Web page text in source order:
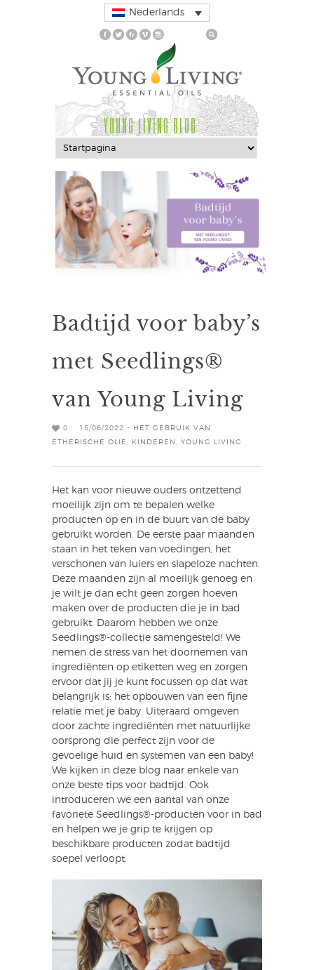
Nederlands
YOUNG LIVING BLOG
Badtijd voor baby’s
met Seedlings®
van Young Living
0 15/06/2022 -
HET GEBRUIK VAN
ETHERISCHE OLIE
KINDEREN YOUNG LIVING
Het kan voor nieuwe ouders ontzettend
moeilijk zijn om te bepalen welke
producten op en in de buurt van de baby
gebruikt worden. De eerste paar maanden
staan in het teken van voedingen, het
verschonen van luiers en slapeloze nachten.
Deze maanden zijn al moeilijk genoeg en
je wilt je dan echt geen zorgen hoeven
maken over de producten die je in bad
gebruikt. Daarom hebben we onze
Seedlings®-collectie samengesteld! We
nemen de stress van het doornemen van
ingrediënten op etiketten weg en zorgen
ervoor dat jij je kunt focussen op dat wat
belangrijk is: het opbouwen van een fijne
relatie met je baby. Uiteraard omgeven
door zachte ingrediënten met natuurlijke
oorsprong die perfect zijn voor de
gevoelige huid en systemen van een baby!
We kijken in deze blog naar enkele van
onze beste tips voor badtijd. Ook
introduceren we een aantal van onze
favoriete Seedlings®-producten voor in bad
en helpen we je grip te krijgen op
beschikbare producten zodat badtijd
soepel verloopt.